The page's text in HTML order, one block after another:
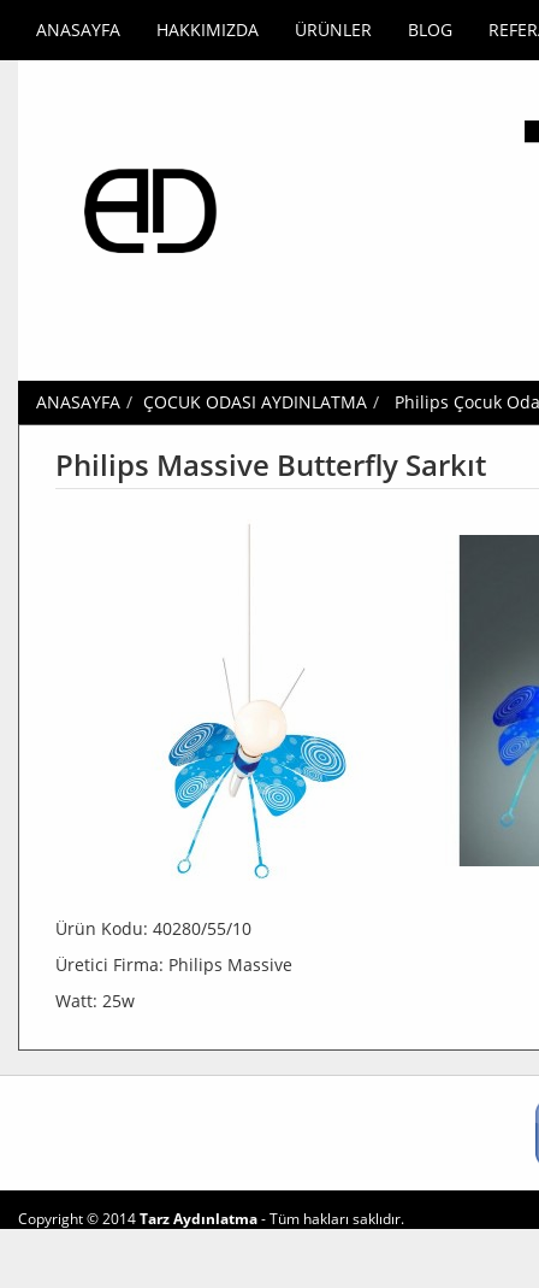
ANASAYFA HAKKIMIZDA ÜRÜNLER BLOG
ANASAYFA ÇOCUK ODASI AYDINLATMA Philips Çocuk
Philips Massive Butterfly Sarkıt
Ürün Kodu: 40280/55/10
Üretici Firma: Philips Massive
Watt: 25w
Copyright © 2014Tarz Aydınlatma- Tüm hakları saklıdır.